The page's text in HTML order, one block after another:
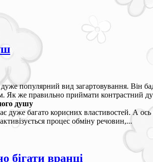
популярний вид загартовування. Він
Як же правильно приймати контрастний
душу
дуже багато корисних властивостей. А
процес обміну речовин,...
бігати вранці